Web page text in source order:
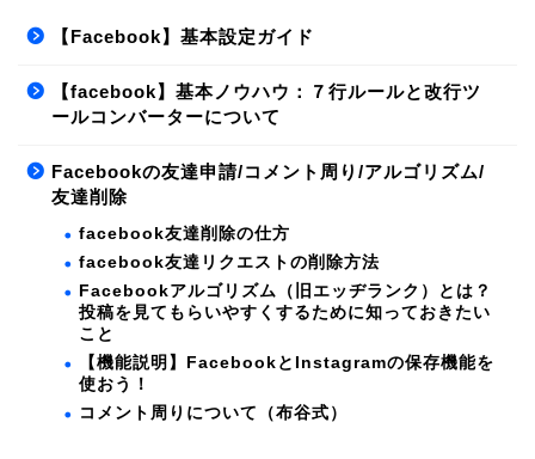
【Facebook】基本設定ガイド
【facebook】基本ノウハウ：７行ルールと改行ツ
ールコンバーターについて
Facebookの友達申請/コメント周り/アルゴリズム/
友達削除
facebook友達削除の仕方
facebook友達リクエストの削除方法
Facebookアルゴリズム（旧エッヂランク）とは？
投稿を見てもらいやすくするために知っておきたい
こと
【機能説明】FacebookとInstagramの保存機能を
使おう！
コメント周りについて（布谷式）